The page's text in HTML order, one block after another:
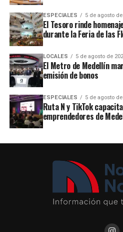
ESPECIALES 5 de agosto
El Tesoro rinde
durante la Feria de las
LOCALES 5 de agosto de
El Metro de Medellín
emisión de bonos
ESPECIALES 5 de agosto
Ruta N y TikTok
emprendedores de